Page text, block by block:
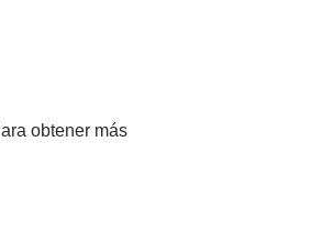
obtener más